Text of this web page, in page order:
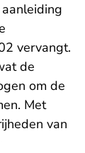
vervangt.
de
om de
Met
van